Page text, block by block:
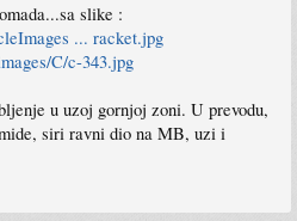
slike :
... racket.jpg
C/c-343.jpg
u uzoj gornjoj zoni. U prevodu,
siri ravni dio na MB, uzi i